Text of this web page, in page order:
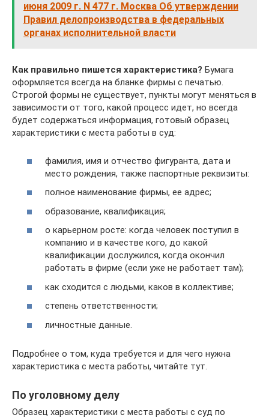
июня 2009 г. N 477 г. Москва Об утверждении
Правил делопроизводства в федеральных
органах исполнительной власти
Как правильно пишется характеристика? Бумага
оформляется всегда на бланке фирмы с печатью.
Строгой формы не существует, пункты могут меняться в
зависимости от того, какой процесс идет, но всегда
будет содержаться информация, готовый образец
характеристики с места работы в суд:
фамилия, имя и отчество фигуранта, дата и
место рождения, также паспортные реквизиты:
полное наименование фирмы, ее адрес;
образование, квалификация;
о карьерном росте: когда человек поступил в
компанию и в качестве кого, до какой
квалификации дослужился, когда окончил
работать в фирме (если уже не работает там);
как сходится с людьми, каков в коллективе;
степень ответственности;
личностные данные.
Подробнее о том, куда требуется и для чего нужна
характеристика с места работы, читайте тут.
По уголовному делу
Образец характеристики с места работы с суд по